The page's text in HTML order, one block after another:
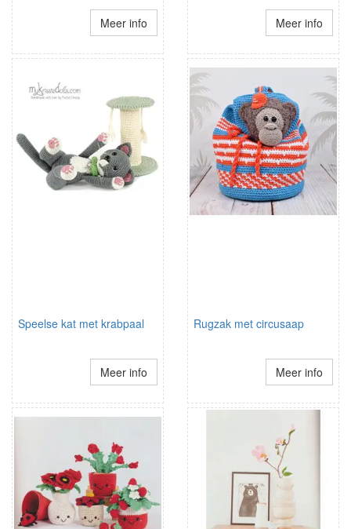
Meer info Meer info
Speelse kat met krabpaal
Meer info
Rugzak met circusaap
Meer info